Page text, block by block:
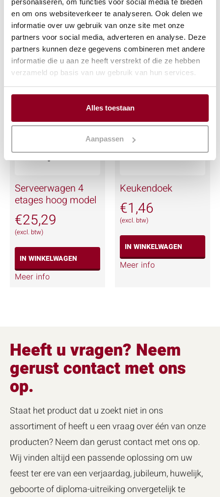
personaliseren, om functies voor social media te bieden
en om ons websiteverkeer te analyseren. Ook delen we
informatie over uw gebruik van onze site met onze
partners voor social media, adverteren en analyse. Deze
partners kunnen deze gegevens combineren met andere
informatie die u aan ze heeft verstrekt of die ze hebben
verzameld op basis van uw gebruik van hun services.
Alles toestaan
Aanpassen
€1,46
IN WINKELWAGEN
Meer info
€15,17
IN WINKELWAGEN
Meer info
Serveerwagen 4
etages hoog model
€25,29
(excl. btw)
IN WINKELWAGEN
Meer info
Keukendoek
€1,46
(excl. btw)
IN WINKELWAGEN
Meer info
Heeft u vragen? Neem
gerust contact met ons
op.
Staat het product dat u zoekt niet in ons
assortiment of heeft u een vraag over één van onze
producten? Neem dan gerust contact met ons op.
Wij vinden altijd een passende oplossing om uw
feest ter ere van een verjaardag, jubileum, huwelijk,
geboorte of diploma-uitreiking onvergetelijk te